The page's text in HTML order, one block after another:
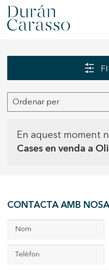
VENDRE
OBRA NOVA
CONTACTE
+34 935 178 067
Ordenar per
En aquest moment
Cases en venda a
CONTACTA AMB